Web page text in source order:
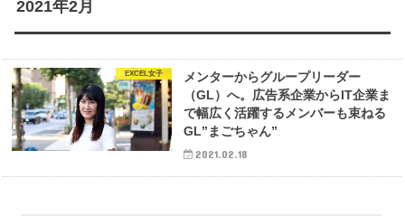
2021年2月
EXCEL女子
メンターからグループリーダー
（GL）へ。広告系企業からIT企業ま
で幅広く活躍するメンバーも束ねる
GL”まごちゃん”
2021.02.18